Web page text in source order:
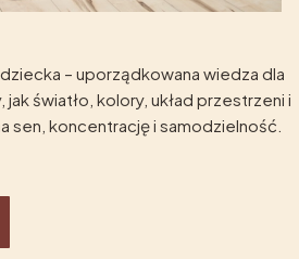
– uporządkowana wiedza dla
światło, kolory, układ przestrzeni i
sen, koncentrację i samodzielność.